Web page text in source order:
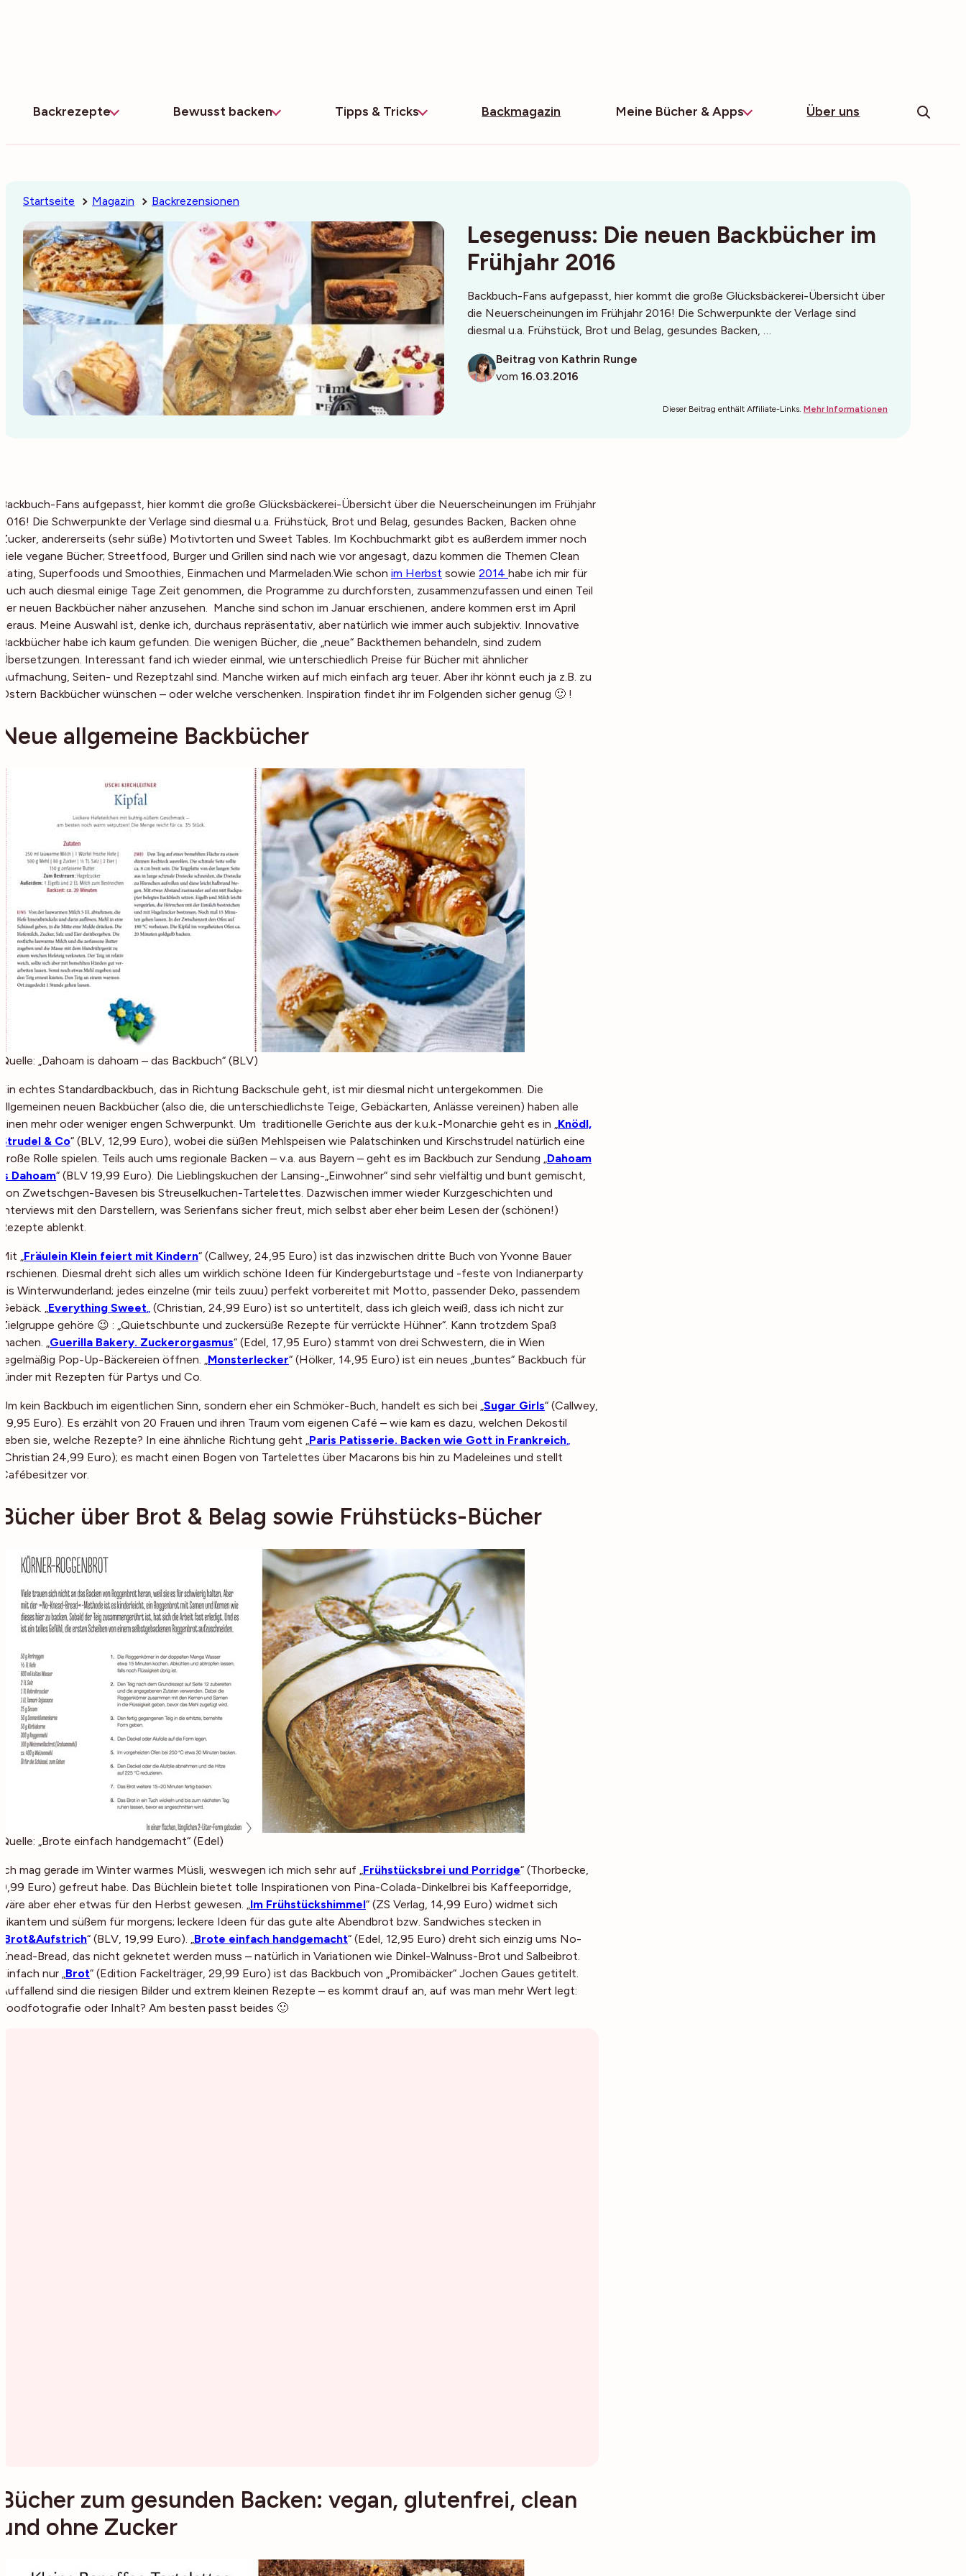
Backrezepte Bewusst backen Tipps & Tricks Backmagazin Meine Bücher & Apps Über uns
Startseite Magazin Backrezensionen
Lesegenuss: Die neuen Backbücher im
Frühjahr 2016
Backbuch-Fans aufgepasst, hier kommt die große Glücksbäckerei-Übersicht über
die Neuerscheinungen im Frühjahr 2016! Die Schwerpunkte der Verlage sind
diesmal u.a. Frühstück, Brot und Belag, gesundes Backen, …
Beitrag von Kathrin Runge
vom 16.03.2016
Dieser Beitrag enthält Affiliate-Links.Mehr Informationen
Backbuch-Fans aufgepasst, hier kommt die große Glücksbäckerei-Übersicht über die Neuerscheinungen im Frühjahr
2016! Die Schwerpunkte der Verlage sind diesmal u.a. Frühstück, Brot und Belag, gesundes Backen, Backen ohne
Zucker, andererseits (sehr süße) Motivtorten und Sweet Tables. Im Kochbuchmarkt gibt es außerdem immer noch
viele vegane Bücher; Streetfood, Burger und Grillen sind nach wie vor angesagt, dazu kommen die Themen Clean
Eating, Superfoods und Smoothies, Einmachen und Marmeladen.Wie schon im Herbst sowie 2014 habe ich mir für
euch auch diesmal einige Tage Zeit genommen, die Programme zu durchforsten, zusammenzufassen und einen Teil
der neuen Backbücher näher anzusehen. Manche sind schon im Januar erschienen, andere kommen erst im April
heraus. Meine Auswahl ist, denke ich, durchaus repräsentativ, aber natürlich wie immer auch subjektiv. Innovative
Backbücher habe ich kaum gefunden. Die wenigen Bücher, die „neue“ Backthemen behandeln, sind zudem
Übersetzungen. Interessant fand ich wieder einmal, wie unterschiedlich Preise für Bücher mit ähnlicher
Aufmachung, Seiten- und Rezeptzahl sind. Manche wirken auf mich einfach arg teuer. Aber ihr könnt euch ja z.B. zu
Ostern Backbücher wünschen – oder welche verschenken. Inspiration findet ihr im Folgenden sicher genug 🙂 !
Neue allgemeine Backbücher
Quelle: „Dahoam is dahoam – das Backbuch“ (BLV)
Ein echtes Standardbackbuch, das in Richtung Backschule geht, ist mir diesmal nicht untergekommen. Die
allgemeinen neuen Backbücher (also die, die unterschiedlichste Teige, Gebäckarten, Anlässe vereinen) haben alle
einen mehr oder weniger engen Schwerpunkt. Um traditionelle Gerichte aus der k.u.k.-Monarchie geht es in „Knödl,
Strudel & Co“ (BLV, 12,99 Euro), wobei die süßen Mehlspeisen wie Palatschinken und Kirschstrudel natürlich eine
große Rolle spielen. Teils auch ums regionale Backen – v.a. aus Bayern – geht es im Backbuch zur Sendung „Dahoam
is Dahoam“ (BLV 19,99 Euro). Die Lieblingskuchen der Lansing-„Einwohner“ sind sehr vielfältig und bunt gemischt,
von Zwetschgen-Bavesen bis Streuselkuchen-Tartelettes. Dazwischen immer wieder Kurzgeschichten und
Interviews mit den Darstellern, was Serienfans sicher freut, mich selbst aber eher beim Lesen der (schönen!)
Rezepte ablenkt.
Mit „Fräulein Klein feiert mit Kindern“ (Callwey, 24,95 Euro) ist das inzwischen dritte Buch von Yvonne Bauer
erschienen. Diesmal dreht sich alles um wirklich schöne Ideen für Kindergeburtstage und -feste von Indianerparty
bis Winterwunderland; jedes einzelne (mir teils zuuu) perfekt vorbereitet mit Motto, passender Deko, passendem
Gebäck. „Everything Sweet„ (Christian, 24,99 Euro) ist so untertitelt, dass ich gleich weiß, dass ich nicht zur
Zielgruppe gehöre 😉 : „Quietschbunte und zuckersüße Rezepte für verrückte Hühner“. Kann trotzdem Spaß
machen. „Guerilla Bakery. Zuckerorgasmus“ (Edel, 17,95 Euro) stammt von drei Schwestern, die in Wien
regelmäßig Pop-Up-Bäckereien öffnen. „Monsterlecker“ (Hölker, 14,95 Euro) ist ein neues „buntes“ Backbuch für
Kinder mit Rezepten für Partys und Co.
Um kein Backbuch im eigentlichen Sinn, sondern eher ein Schmöker-Buch, handelt es sich bei „Sugar Girls“ (Callwey,
29,95 Euro). Es erzählt von 20 Frauen und ihren Traum vom eigenen Café – wie kam es dazu, welchen Dekostil
lieben sie, welche Rezepte? In eine ähnliche Richtung geht „Paris Patisserie. Backen wie Gott in Frankreich„
(Christian 24,99 Euro); es macht einen Bogen von Tartelettes über Macarons bis hin zu Madeleines und stellt
Cafébesitzer vor.
Bücher über Brot & Belag sowie Frühstücks-Bücher
Quelle: „Brote einfach handgemacht“ (Edel)
Ich mag gerade im Winter warmes Müsli, weswegen ich mich sehr auf „Frühstücksbrei und Porridge“ (Thorbecke,
9,99 Euro) gefreut habe. Das Büchlein bietet tolle Inspirationen von Pina-Colada-Dinkelbrei bis Kaffeeporridge,
wäre aber eher etwas für den Herbst gewesen. „Im Frühstückshimmel“ (ZS Verlag, 14,99 Euro) widmet sich
pikantem und süßem für morgens; leckere Ideen für das gute alte Abendbrot bzw. Sandwiches stecken in
Brot&Aufstrich“ (BLV, 19,99 Euro). „Brote einfach handgemacht“ (Edel, 12,95 Euro) dreht sich einzig ums No-
Knead-Bread, das nicht geknetet werden muss – natürlich in Variationen wie Dinkel-Walnuss-Brot und Salbeibrot.
Einfach nur „Brot“ (Edition Fackelträger, 29,99 Euro) ist das Backbuch von „Promibäcker“ Jochen Gaues getitelt.
Auffallend sind die riesigen Bilder und extrem kleinen Rezepte – es kommt drauf an, auf was man mehr Wert legt:
Foodfotografie oder Inhalt? Am besten passt beides 🙂
Bücher zum gesunden Backen: vegan, glutenfrei, clean
und ohne Zucker